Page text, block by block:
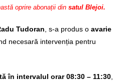
oprire abonații din satul Blejoi.
Tudoran , s-a produs o avarie
necesară intervenția pentru
în intervalul orar 08:30 – 11:30